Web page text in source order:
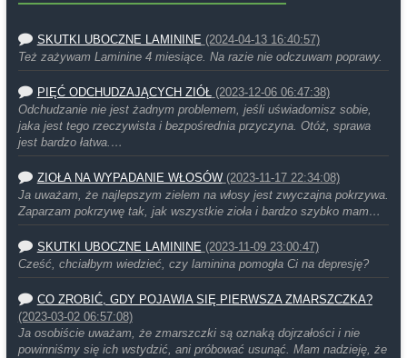
SKUTKI UBOCZNE LAMININE (2024-04-13 16:40:57)
Też zażywam Laminine 4 miesiące. Na razie nie odczuwam poprawy.
PIĘĆ ODCHUDZAJĄCYCH ZIÓŁ (2023-12-06 06:47:38)
Odchudzanie nie jest żadnym problemem, jeśli uświadomisz sobie,
jaka jest tego rzeczywista i bezpośrednia przyczyna. Otóż, sprawa
jest bardzo łatwa.…
ZIOŁA NA WYPADANIE WŁOSÓW (2023-11-17 22:34:08)
Ja uważam, że najlepszym zielem na włosy jest zwyczajna pokrzywa.
Zaparzam pokrzywę tak, jak wszystkie zioła i bardzo szybko mam…
SKUTKI UBOCZNE LAMININE (2023-11-09 23:00:47)
Cześć, chciałbym wiedzieć, czy laminina pomogła Ci na depresję?
CO ZROBIĆ, GDY POJAWIA SIĘ PIERWSZA ZMARSZCZKA?
(2023-03-02 06:57:08)
Ja osobiście uważam, że zmarszczki są oznaką dojrzałości i nie
powinniśmy się ich wstydzić, ani próbować usunąć. Mam nadzieję, że